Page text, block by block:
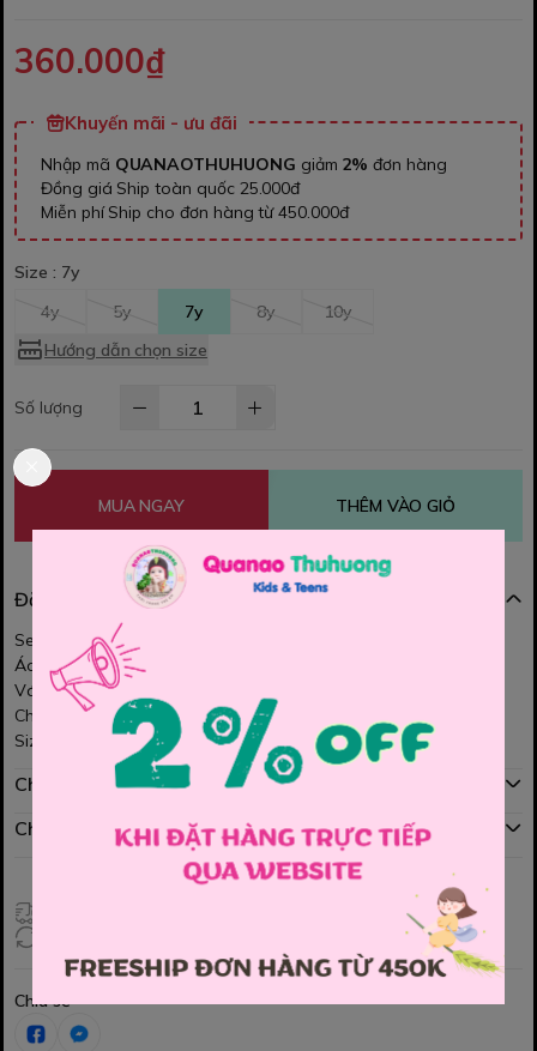
360.000₫
Khuyến mãi - ưu đãi
Nhập mã QUANAOTHUHUONG giảm 2% đơn hàng
Đồng giá Ship toàn quốc 25.000đ
Miễn phí Ship cho đơn hàng từ 450.000đ
Size : 7y
4y
5y 7y 8y
10y
Hướng dẫn chọn size
Số lượng
MUA NGAY THÊM VÀO GIỎ
Đặc điểm nổi bật
Set váy áo polo kem MinMin nhẹ nhàng, xinh xắn cho bé gái 🤍
Áo polo màu kem phối cổ gọn gàng, dễ thương
Váy đồng bộ form xòe nhẹ, bé mặc thoải mái suốt ngày dài
Chất vải mềm mịn, dễ giặt, phù hợp đi chơi – đi học – dạo phố
Size : 110 , 120 , 130 , 140 , 150
Chính sách mua hàng
Chính sách đổi hàng
Chia sẻ